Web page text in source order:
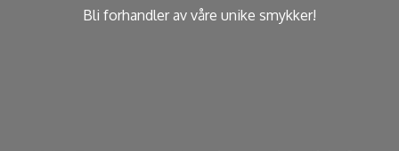
Bli forhandler av våre unike smykker!